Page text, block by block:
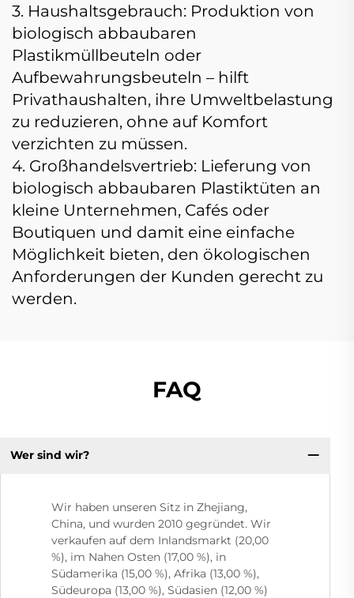
3. Haushaltsgebrauch: Produktion von
biologisch abbaubaren
Plastikmüllbeuteln oder
Aufbewahrungsbeuteln – hilft
Privathaushalten, ihre Umweltbelastung
zu reduzieren, ohne auf Komfort
verzichten zu müssen.
4. Großhandelsvertrieb: Lieferung von
biologisch abbaubaren Plastiktüten an
kleine Unternehmen, Cafés oder
Boutiquen und damit eine einfache
Möglichkeit bieten, den ökologischen
Anforderungen der Kunden gerecht zu
werden.
FAQ
Wer sind wir?
Wir haben unseren Sitz in Zhejiang,
China, und wurden 2010 gegründet. Wir
verkaufen auf dem Inlandsmarkt (20,00
%), im Nahen Osten (17,00 %), in
Südamerika (15,00 %), Afrika (13,00 %),
Südeuropa (13,00 %), Südasien (12,00 %)